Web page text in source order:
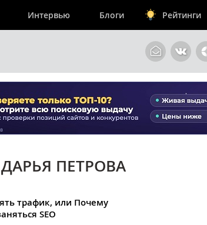
Интервью Блоги Рейтинги
ПЕТРОВА
трафик, или Почему
SEO